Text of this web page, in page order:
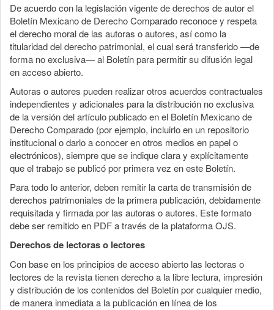
De acuerdo con la legislación vigente de derechos de autor el
Boletín Mexicano de Derecho Comparado reconoce y respeta
el derecho moral de las autoras o autores, así como la
titularidad del derecho patrimonial, el cual será transferido —de
forma no exclusiva— al Boletín para permitir su difusión legal
en acceso abierto.
Autoras o autores pueden realizar otros acuerdos contractuales
independientes y adicionales para la distribución no exclusiva
de la versión del artículo publicado en el Boletín Mexicano de
Derecho Comparado (por ejemplo, incluirlo en un repositorio
institucional o darlo a conocer en otros medios en papel o
electrónicos), siempre que se indique clara y explícitamente
que el trabajo se publicó por primera vez en este Boletín.
Para todo lo anterior, deben remitir la carta de transmisión de
derechos patrimoniales de la primera publicación, debidamente
requisitada y firmada por las autoras o autores. Este formato
debe ser remitido en PDF a través de la plataforma OJS.
Derechos de lectoras o lectores
Con base en los principios de acceso abierto las lectoras o
lectores de la revista tienen derecho a la libre lectura, impresión
y distribución de los contenidos del Boletín por cualquier medio,
de manera inmediata a la publicación en línea de los